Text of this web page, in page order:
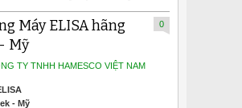
Máy ELISA hãng
Mỹ
TY TNHH HAMESCO VIỆT NAM
0
- Mỹ